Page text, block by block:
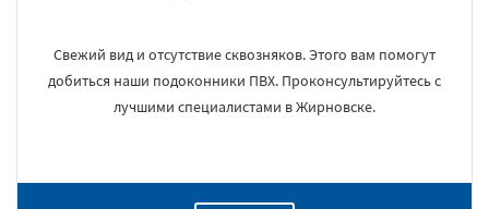
Свежий вид и отсутствие сквозняков. Этого вам помогут
добиться наши подоконники ПВХ. Проконсультируйтесь с
лучшими специалистами в Жирновске.